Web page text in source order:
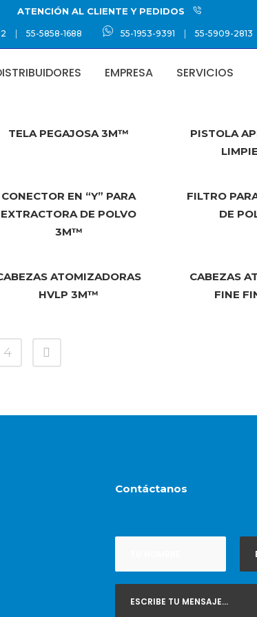
ATENCIÓN AL CLIENTE Y PEDIDOS
| 55-5858-1688 55-1953-9391 | 55-5909-2813
EMPRESA SERVICIOS
TELA PEGAJOSA 3M™
PISTOLA
CONECTOR EN “Y” PARA
EXTRACTORA DE POLVO
3M™
FILTRO
DE
ATOMIZADORAS
HVLP 3M™
CABEZAS
FINE
4
Contáctanos